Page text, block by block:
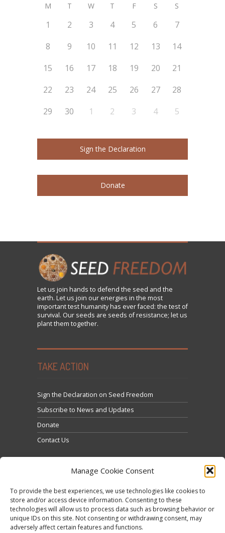
Manage Cookie Consent
To provide the best experiences, we use technologies like cookies to
store and/or access device information. Consenting to these
technologies will allow us to process data such as browsing behavior or
unique IDs on this site. Not consenting or withdrawing consent, may
adversely affect certain features and functions.
M T W T F S S
1 2 3 4 5 6
7
8
9 10 11 12 13
14
15
16 17 18 19 20
21
22
23 24 25 26 27
28
29
30 1 2 3 4 5
Sign the Declaration
Donate
Let us join hands to defend the seed and the
earth. Let us join our energies in the most
important test humanity has ever faced: the test of
survival. Our seeds are seeds of resistance; let us
plant them together.
TAKE ACTION
Sign the Declaration on Seed Freedom
Subscribe to News and Updates
Donate
Contact Us
Tweets by @occupytheseed
Click to accept marketing cookies and enable this
content